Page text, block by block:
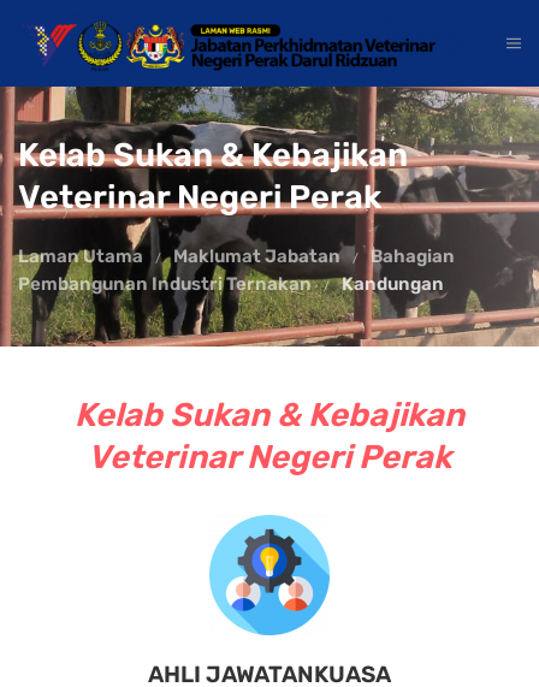
Kelab Sukan & Kebajikan
Veterinar Negeri Perak
Laman Utama Maklumat Jabatan
Bahagian
Pembangunan Industri Ternakan
Kandungan
Kelab Sukan & Kebajikan
Veterinar Negeri Perak
AHLI JAWATANKUASA